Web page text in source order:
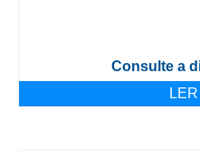
Consulte a